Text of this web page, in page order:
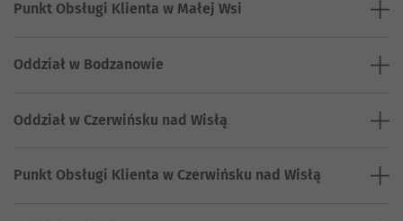
Punkt Obsługi Klienta w Małej Wsi
Oddział w Bodzanowie
Oddział w Czerwińsku nad Wisłą
Punkt Obsługi Klienta w Czerwińsku nad Wisłą